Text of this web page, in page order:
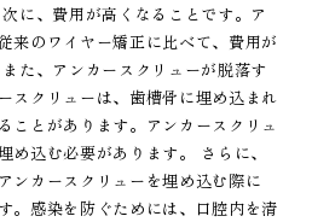
に、費用が高くなることです。ア
来のワイヤー矯正に比べて、費用が
た、アンカースクリューが脱落す
スクリューは、歯槽骨に埋め込まれ
ことがあります。アンカースクリュ
め込む必要があります。 さらに、
ンカースクリューを埋め込む際に
。感染を防ぐためには、口腔内を清